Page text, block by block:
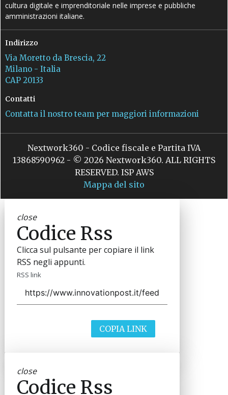
cultura digitale e imprenditoriale nelle imprese e pubbliche
amministrazioni italiane.
Indirizzo
Via Moretto da Brescia, 22
Milano - Italia
CAP 20133
Contatti
Contatta il nostro team per maggiori informazioni
Nextwork360 - Codice fiscale e Partita IVA
13868590962 - © 2026 Nextwork360. ALL RIGHTS
RESERVED. ISP AWS
Mappa del sito
close
Codice Rss
Clicca sul pulsante per copiare il link
RSS negli appunti.
RSS link
COPIA LINK
close
Codice Rss